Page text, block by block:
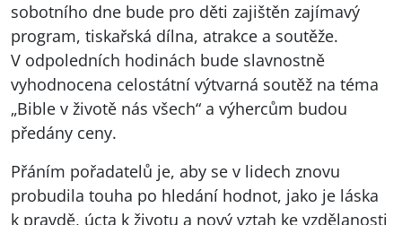
sobotního dne bude pro děti zajištěn zajímavý
program, tiskařská dílna, atrakce a soutěže.
V odpoledních hodinách bude slavnostně
vyhodnocena celostátní výtvarná soutěž na téma
„Bible v životě nás všech“ a výhercům budou
předány ceny.
Přáním pořadatelů je, aby se v lidech znovu
probudila touha po hledání hodnot, jako je láska
k pravdě, úcta k životu a nový vztah ke vzdělanosti